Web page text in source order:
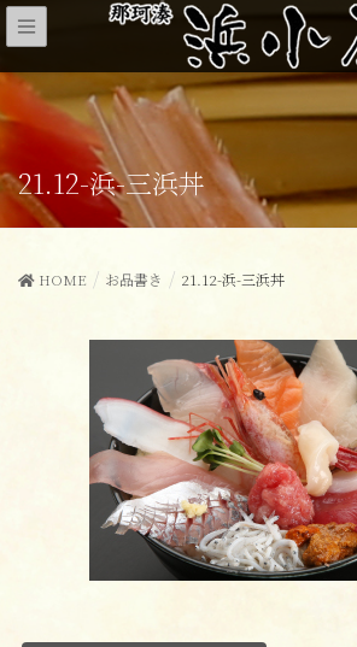
21.12-浜-三浜丼
HOME お品書き 21.12-浜-三浜丼